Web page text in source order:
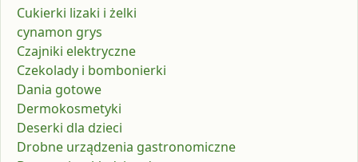
Cukierki lizaki i żelki
cynamon grys
Czajniki elektryczne
Czekolady i bombonierki
Dania gotowe
Dermokosmetyki
Deserki dla dzieci
Drobne urządzenia gastronomiczne